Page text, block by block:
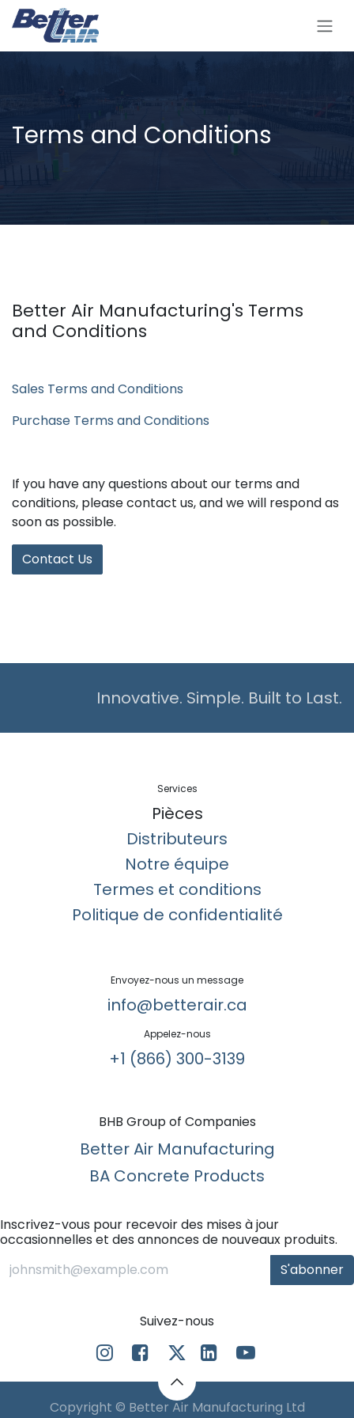
Se rendre au contenu
Terms and Conditions
Better Air Manufacturing's Terms
and Conditions
Sales Terms and Conditions
Purchase Terms and Conditions
If you have any questions about our terms and
conditions, please contact us, and we will respond as
soon as possible.
Contact Us
Innovative. Simple. Built to Last.
Services
Pièces
Distributeurs
Notre équipe
Termes et conditions
Politique de confidentialité
Envoyez-nous un message
info@betterair.ca
Appelez-nous
+1 (866) 300-3139​
BHB Group of Companies
Better Air Manufacturing
BA Concrete Products
Inscrivez-vous pour recevoir des mises à jour
occasionnelles et des annonces de nouveaux produits.
S'abonner
Suivez-nous
Copyright © Better Air Manufacturing Ltd